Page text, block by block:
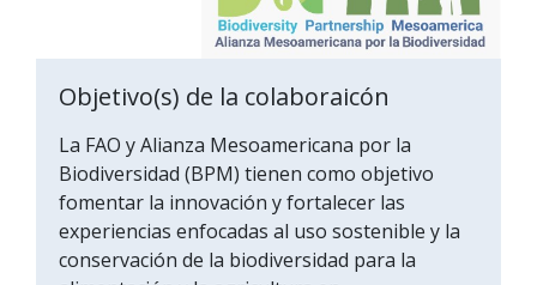
Objetivo(s) de la colaboraicón
La FAO y Alianza Mesoamericana por la
Biodiversidad (BPM) tienen como objetivo
fomentar la innovación y fortalecer las
experiencias enfocadas al uso sostenible y la
conservación de la biodiversidad para la